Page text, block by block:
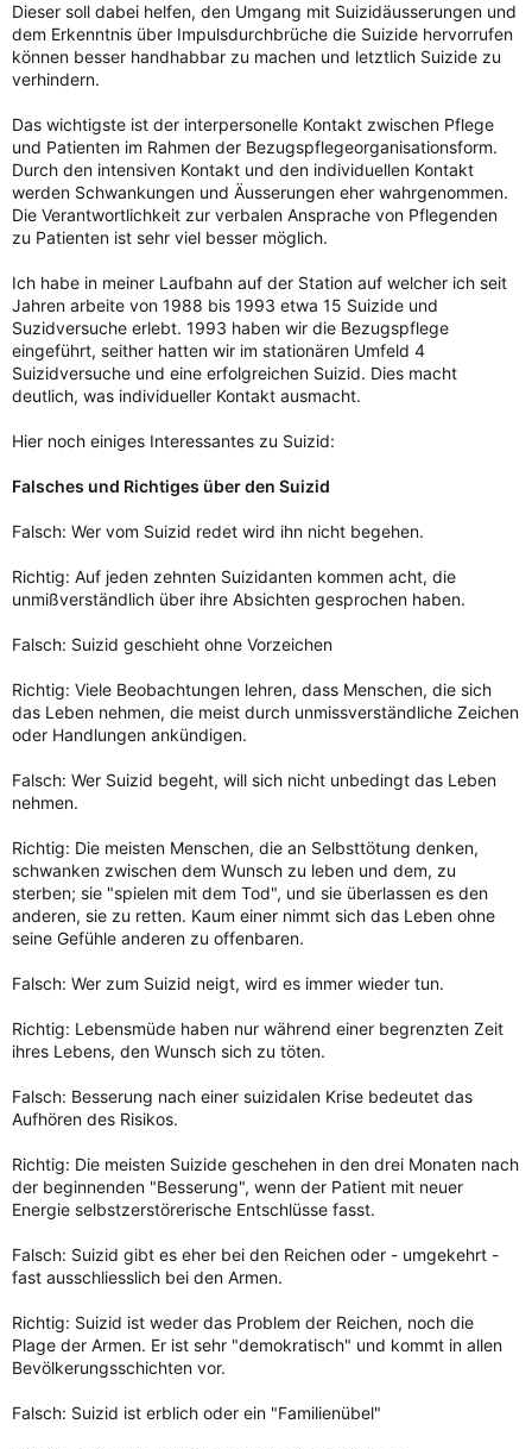
Dieser soll dabei helfen, den Umgang mit Suizidäusserungen und
dem Erkenntnis über Impulsdurchbrüche die Suizide hervorrufen
können besser handhabbar zu machen und letztlich Suizide zu
verhindern.
Das wichtigste ist der interpersonelle Kontakt zwischen Pflege
und Patienten im Rahmen der Bezugspflegeorganisationsform.
Durch den intensiven Kontakt und den individuellen Kontakt
werden Schwankungen und Äusserungen eher wahrgenommen.
Die Verantwortlichkeit zur verbalen Ansprache von Pflegenden
zu Patienten ist sehr viel besser möglich.
Ich habe in meiner Laufbahn auf der Station auf welcher ich seit
Jahren arbeite von 1988 bis 1993 etwa 15 Suizide und
Suzidversuche erlebt. 1993 haben wir die Bezugspflege
eingeführt, seither hatten wir im stationären Umfeld 4
Suizidversuche und eine erfolgreichen Suizid. Dies macht
deutlich, was individueller Kontakt ausmacht.
Hier noch einiges Interessantes zu Suizid:
Falsches und Richtiges über den Suizid
Falsch: Wer vom Suizid redet wird ihn nicht begehen.
Richtig: Auf jeden zehnten Suizidanten kommen acht, die
unmißverständlich über ihre Absichten gesprochen haben.
Falsch: Suizid geschieht ohne Vorzeichen
Richtig: Viele Beobachtungen lehren, dass Menschen, die sich
das Leben nehmen, die meist durch unmissverständliche Zeichen
oder Handlungen ankündigen.
Falsch: Wer Suizid begeht, will sich nicht unbedingt das Leben
nehmen.
Richtig: Die meisten Menschen, die an Selbsttötung denken,
schwanken zwischen dem Wunsch zu leben und dem, zu
sterben; sie "spielen mit dem Tod", und sie überlassen es den
anderen, sie zu retten. Kaum einer nimmt sich das Leben ohne
seine Gefühle anderen zu offenbaren.
Falsch: Wer zum Suizid neigt, wird es immer wieder tun.
Richtig: Lebensmüde haben nur während einer begrenzten Zeit
ihres Lebens, den Wunsch sich zu töten.
Falsch: Besserung nach einer suizidalen Krise bedeutet das
Aufhören des Risikos.
Richtig: Die meisten Suizide geschehen in den drei Monaten nach
der beginnenden "Besserung", wenn der Patient mit neuer
Energie selbstzerstörerische Entschlüsse fasst.
Falsch: Suizid gibt es eher bei den Reichen oder - umgekehrt -
fast ausschliesslich bei den Armen.
Richtig: Suizid ist weder das Problem der Reichen, noch die
Plage der Armen. Er ist sehr "demokratisch" und kommt in allen
Bevölkerungsschichten vor.
Falsch: Suizid ist erblich oder ein "Familienübel"